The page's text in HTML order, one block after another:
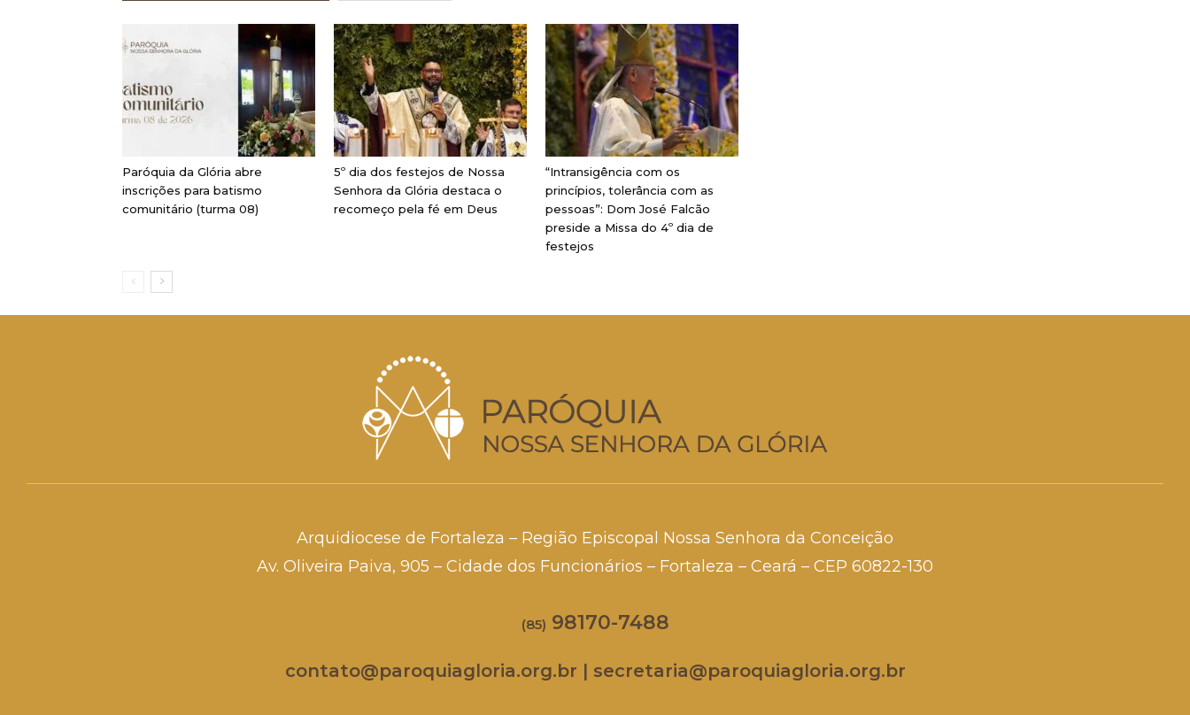
Paróquia da Glória abre
inscrições para batismo
comunitário (turma 08)
5º dia dos festejos de Nossa
Senhora da Glória destaca o
recomeço pela fé em Deus
“Intransigência com os
princípios, tolerância com as
pessoas”: Dom José Falcão
preside a Missa do 4º dia de
festejos
Arquidiocese de Fortaleza – Região Episcopal Nossa Senhora da Conceição
Av. Oliveira Paiva, 905 – Cidade dos Funcionários – Fortaleza – Ceará – CEP 60822-130
(85) 98170-7488
contato@paroquiagloria.org.br | secretaria@paroquiagloria.org.br